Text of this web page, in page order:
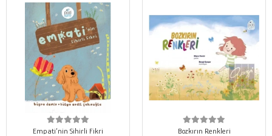
Empati’nin Sihirli Fikri Bozkırın Renkleri